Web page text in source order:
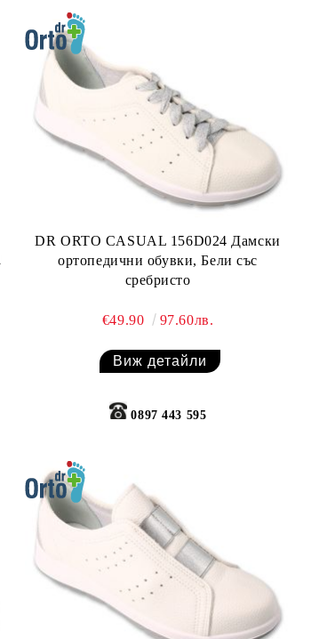
DR ORTO CASUAL 156D024 Дамски
ортопедични обувки, Бели със
сребристо
€49.90 97.60лв.
Виж детайли
0897 443 595